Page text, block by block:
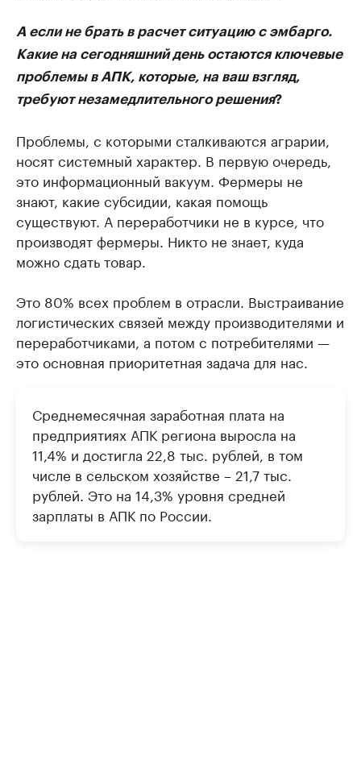
А если не брать в расчет ситуацию с эмбарго.
Какие на сегодняшний день остаются ключевые
проблемы в АПК, которые, на ваш взгляд,
требуют незамедлительного решения?
Проблемы, с которыми сталкиваются аграрии,
носят системный характер. В первую очередь,
это информационный вакуум. Фермеры не
знают, какие субсидии, какая помощь
существуют. А переработчики не в курсе, что
производят фермеры. Никто не знает, куда
можно сдать товар.
Это 80% всех проблем в отрасли. Выстраивание
логистических связей между производителями и
переработчиками, а потом с потребителями —
это основная приоритетная задача для нас.
Среднемесячная заработная плата на
предприятиях АПК региона выросла на
11,4% и достигла 22,8 тыс. рублей, в том
числе в сельском хозяйстве – 21,7 тыс.
рублей. Это на 14,3% уровня средней
зарплаты в АПК по России.